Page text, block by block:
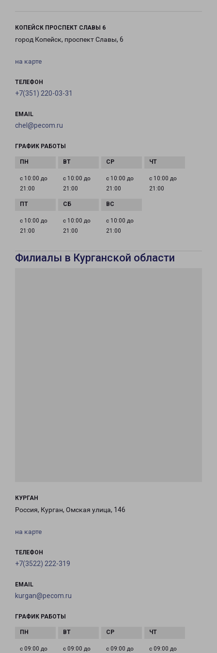
КОПЕЙСК ПРОСПЕКТ СЛАВЫ 6
город Копейск, проспект Славы, 6
на карте
ТЕЛЕФОН
+7(351) 220-03-31
EMAIL
chel@pecom.ru
ГРАФИК РАБОТЫ
с 10:00 до
21:00
с 10:00 до
21:00
с 10:00 до
21:00
с 10:00 до
21:00
с 10:00 до
21:00
с 10:00 до
21:00
с 10:00 до
21:00
Филиалы в Курганской области
КУРГАН
Россия, Курган, Омская улица, 146
на карте
ТЕЛЕФОН
+7(3522) 222-319
EMAIL
kurgan@pecom.ru
ГРАФИК РАБОТЫ
с 09:00 до с 09:00 до с 09:00 до с 09:00 до